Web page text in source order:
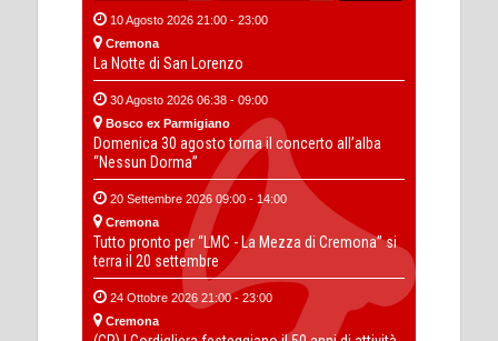
10 Agosto 2026 21:00 - 23:00
Cremona
La Notte di San Lorenzo
30 Agosto 2026 06:38 - 09:00
Bosco ex Parmigiano
Domenica 30 agosto torna il concerto all’alba
“Nessun Dorma”
20 Settembre 2026 09:00 - 14:00
Cremona
Tutto pronto per “LMC - La Mezza di Cremona” si
terra il 20 settembre
24 Ottobre 2026 21:00 - 23:00
Cremona